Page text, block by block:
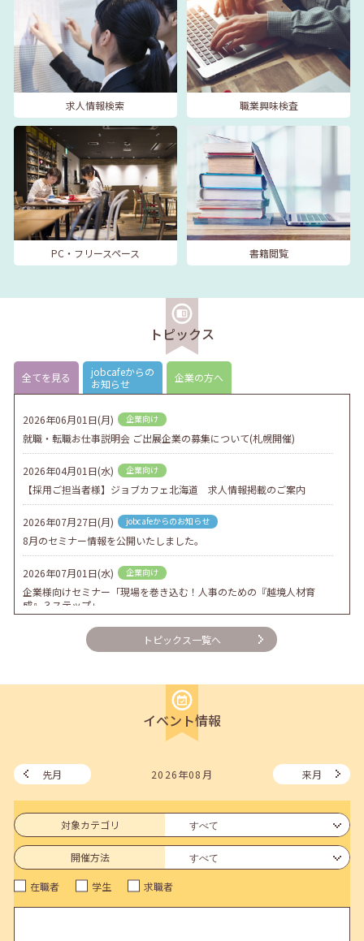
求人情報検索 職業興味検査
PC・フリースペース 書籍閲覧
トピックス
全てを見る
jobcafeからの
お知らせ
企業の方へ
2026年06月01日(月) 企業向け
就職・転職お仕事説明会 ご出展企業の募集について(札幌開催)
2026年04月01日(水) 企業向け
【採用ご担当者様】ジョブカフェ北海道 求人情報掲載のご案内
2026年07月27日(月) jobcafeからのお知らせ
8月のセミナー情報を公開いたしました。
2026年07月01日(水) 企業向け
企業様向けセミナー「現場を巻き込む！人事のための『越境人材育
成』３ステップ」
2026年06月26日(金) jobcafeからのお知らせ
7月のセミナー情報を公開いたしました。
2026年06月03日(水) jobcafeからのお知らせ
メールカウンセリング、就職決定報告フォーム復旧いたしました。
jobcafeからのお知らせ
についてのお知らせ
2026年04月25日(土) jobcafeからのお知らせ
5月のセミナー情報を公開いたしました。
2026年04月02日(木) jobcafeからのお知らせ
トピックス一覧へ
イベント情報
先月 2026年08月 来月
対象カテゴリ
開催方法
在職者 学生 求職者